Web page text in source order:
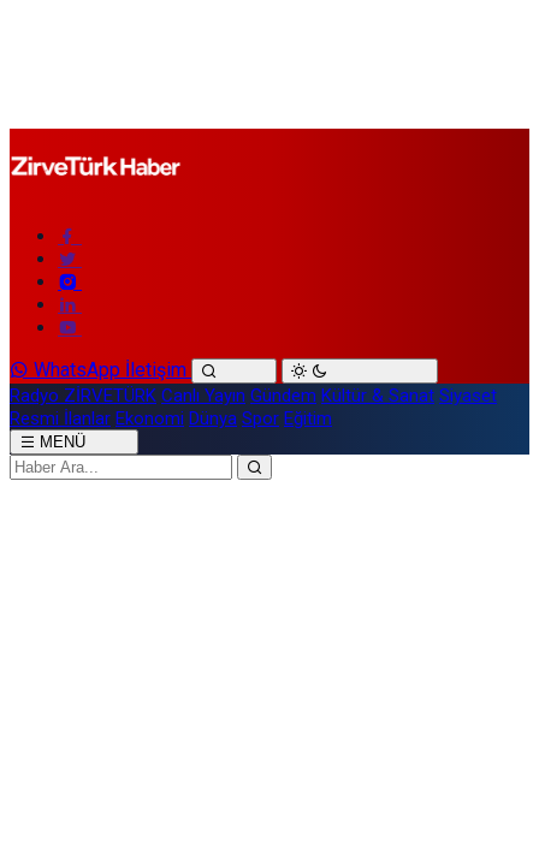
WhatsApp İletişim
Radyo ZİRVETÜRK Canlı Yayın Gündem Kültür & Sanat Siyaset
Resmi İlanlar Ekonomi Dünya Spor Eğitim
MENÜ